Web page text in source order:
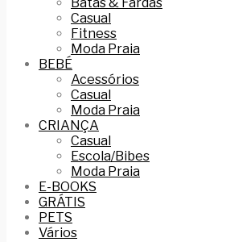
Batas & Fardas
Casual
Fitness
Moda Praia
BEBÉ
Acessórios
Casual
Moda Praia
CRIANÇA
Casual
Escola/Bibes
Moda Praia
E-BOOKS
GRÁTIS
PETS
Vários